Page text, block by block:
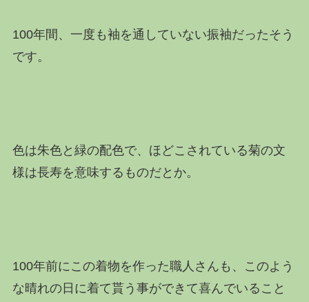
100年間、一度も袖を通していない振袖だったそう
です。
色は朱色と緑の配色で、ほどこされている菊の文
様は長寿を意味するものだとか。
100年前にこの着物を作った職人さんも、このよう
な晴れの日に着て貰う事ができて喜んでいること